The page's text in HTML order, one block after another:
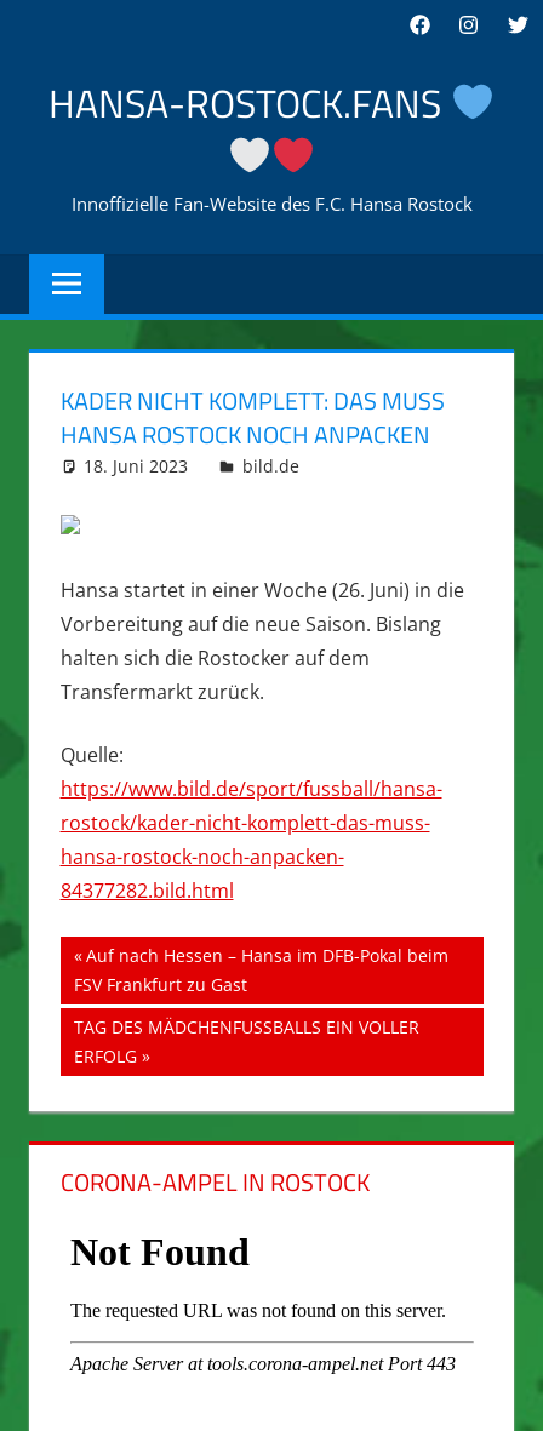
springen
Facebook
HANSA-ROSTOCK.FANS
Innoffizielle Fan-Website des F.C. Hansa Rostock
KADER NICHT KOMPLETT: DAS MUSS
HANSA ROSTOCK NOCH ANPACKEN
18. Juni 2023 integromat
bild.de
Hansa startet in einer Woche (26. Juni) in die
Vorbereitung auf die neue Saison. Bislang
halten sich die Rostocker auf dem
Transfermarkt zurück.
Quelle:
https://www.bild.de/sport/fussball/hansa-
rostock/kader-nicht-komplett-das-muss-
hansa-rostock-noch-anpacken-
84377282.bild.html
Beitragsnavigation
Vorheriger
Beitrag:
Auf nach Hessen – Hansa im DFB-Pokal beim
FSV Frankfurt zu Gast
Nächster
Beitrag:
TAG DES MÄDCHENFUSSBALLS EIN VOLLER
ERFOLG
CORONA-AMPEL IN ROSTOCK